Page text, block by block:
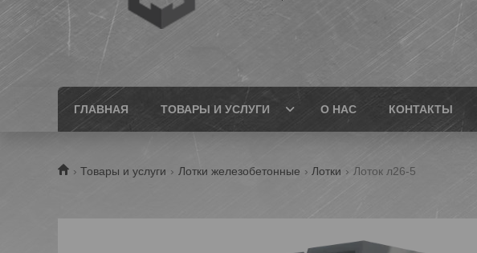
ГЛАВНАЯ ТОВАРЫ И УСЛУГИ О НАС КОНТАКТЫ
Товары и услуги Лотки железобетонные Лотки Лоток л26-5